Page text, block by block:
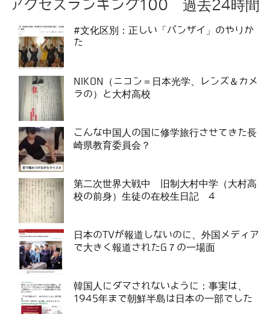
アクセスランキング100 過去24時間
#文化区別：正しい「バンザイ」のやりか
た
NIKON（ニコン＝日本光学、レンズ＆カメ
ラの）と大村高校
こんな中国人の国に修学旅行させてきた長
崎県教育委員会？
第二次世界大戦中 旧制大村中学（大村高
校の前身）生徒の在校生日記 4
日本のTVが報道しないのに、外国メディア
で大きく報道されたG７の一場面
韓国人にダマされないように：事実は、
1945年まで朝鮮半島は日本の一部でした